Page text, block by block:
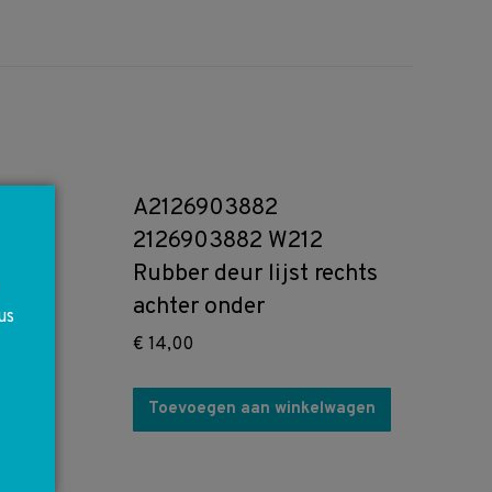
A2126903882
2126903882 W212
Rubber deur lijst rechts
achter onder
€ 14,00
Toevoegen aan winkelwagen